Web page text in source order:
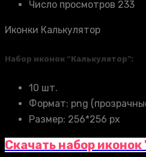
Число просмотров 233
Иконки Калькулятор
Набор иконок “Калькулятор”:
10 шт.
Формат: png
Размер: 256*256 px
Скачать набор